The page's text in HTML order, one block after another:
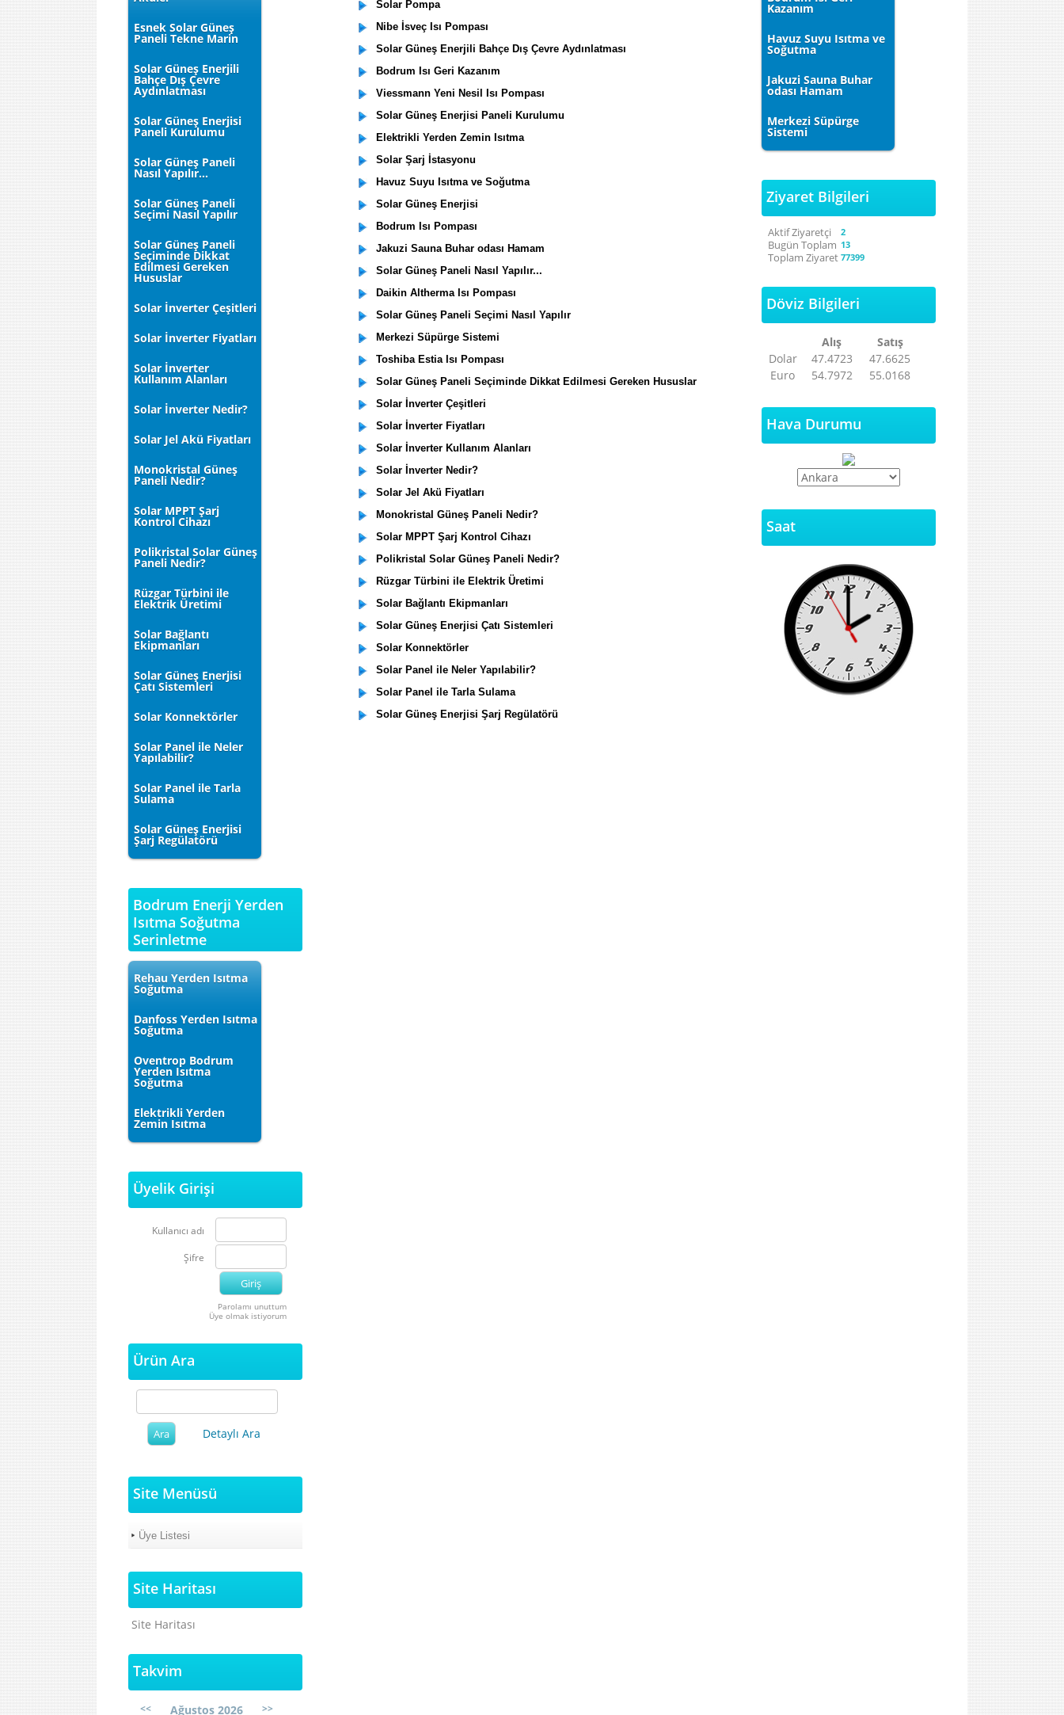
Esnek Solar Güneş
Paneli Tekne Marin
Solar Güneş Enerjili
Bahçe Dış Çevre
Aydınlatması
Solar Güneş Enerjisi
Paneli Kurulumu
Solar Güneş Paneli
Nasıl Yapılır...
Solar Güneş Paneli
Seçimi Nasıl Yapılır
Solar Güneş Paneli
Seçiminde Dikkat
Edilmesi Gereken
Hususlar
Solar İnverter Çeşitleri
Solar İnverter Fiyatları
Solar İnverter
Kullanım Alanları
Solar İnverter Nedir?
Solar Jel Akü Fiyatları
Monokristal Güneş
Paneli Nedir?
Solar MPPT Şarj
Kontrol Cihazı
Polikristal Solar Güneş
Paneli Nedir?
Rüzgar Türbini ile
Elektrik Üretimi
Solar Bağlantı
Ekipmanları
Solar Güneş Enerjisi
Çatı Sistemleri
Solar Konnektörler
Solar Panel ile Neler
Yapılabilir?
Solar Panel ile Tarla
Sulama
Solar Güneş Enerjisi
Şarj Regülatörü
Bodrum Enerji Yerden
Isıtma Soğutma
Serinletme
Rehau Yerden Isıtma
Soğutma
Danfoss Yerden Isıtma
Soğutma
Oventrop Bodrum
Yerden Isıtma
Soğutma
Elektrikli Yerden
Zemin Isıtma
Üyelik Girişi
Kullanıcı adı
Şifre
Parolamı unuttum
Üye olmak istiyorum
Ürün Ara
Detaylı Ara
Site Menüsü
Üye Listesi
Site Haritası
Site Haritası
Takvim
<< Ağustos 2026 >>
Solar Pompa
Nibe İsveç Isı Pompası
Solar Güneş Enerjili Bahçe Dış Çevre Aydınlatması
Bodrum Isı Geri Kazanım
Viessmann Yeni Nesil Isı Pompası
Solar Güneş Enerjisi Paneli Kurulumu
Elektrikli Yerden Zemin Isıtma
Solar Şarj İstasyonu
Havuz Suyu Isıtma ve Soğutma
Solar Güneş Enerjisi
Bodrum Isı Pompası
Jakuzi Sauna Buhar odası Hamam
Solar Güneş Paneli Nasıl Yapılır...
Daikin Altherma Isı Pompası
Solar Güneş Paneli Seçimi Nasıl Yapılır
Merkezi Süpürge Sistemi
Toshiba Estia Isı Pompası
Solar Güneş Paneli Seçiminde Dikkat Edilmesi Gereken Hususlar
Solar İnverter Çeşitleri
Solar İnverter Fiyatları
Solar İnverter Kullanım Alanları
Solar İnverter Nedir?
Solar Jel Akü Fiyatları
Monokristal Güneş Paneli Nedir?
Solar MPPT Şarj Kontrol Cihazı
Polikristal Solar Güneş Paneli Nedir?
Rüzgar Türbini ile Elektrik Üretimi
Solar Bağlantı Ekipmanları
Solar Güneş Enerjisi Çatı Sistemleri
Solar Konnektörler
Solar Panel ile Neler Yapılabilir?
Solar Panel ile Tarla Sulama
Solar Güneş Enerjisi Şarj Regülatörü
Kazanım
Havuz Suyu Isıtma ve
Soğutma
Jakuzi Sauna Buhar
odası Hamam
Merkezi Süpürge
Sistemi
Ziyaret Bilgileri
Aktif Ziyaretçi 2
Bugün Toplam 13
Toplam Ziyaret 77399
Döviz Bilgileri
Alış
Satış
Dolar
47.4723
47.6625
Euro
54.7972 55.0168
Hava Durumu
Saat